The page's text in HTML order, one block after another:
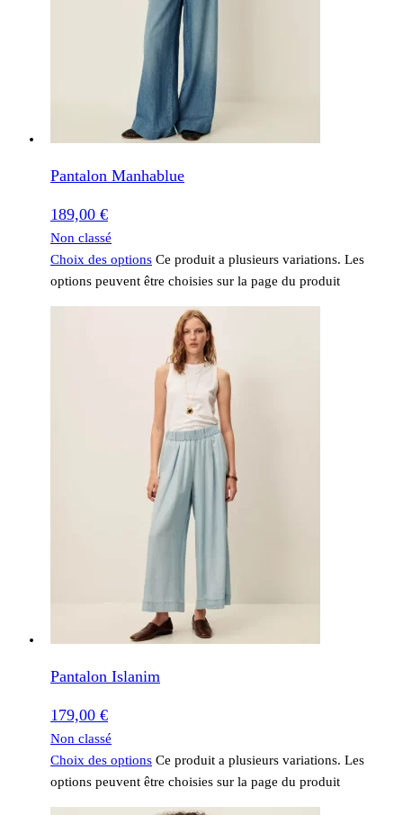
Pantalon Manhablue
189,00 €
Non classé
Choix des options Ce produit a plusieurs variations. Les
options peuvent être choisies sur la page du produit
Pantalon Islanim
179,00 €
Non classé
Choix des options Ce produit a plusieurs variations. Les
options peuvent être choisies sur la page du produit